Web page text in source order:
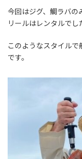
今回はジグ、鯛ラバの
リールはレンタルでし
このようなスタイル
です。